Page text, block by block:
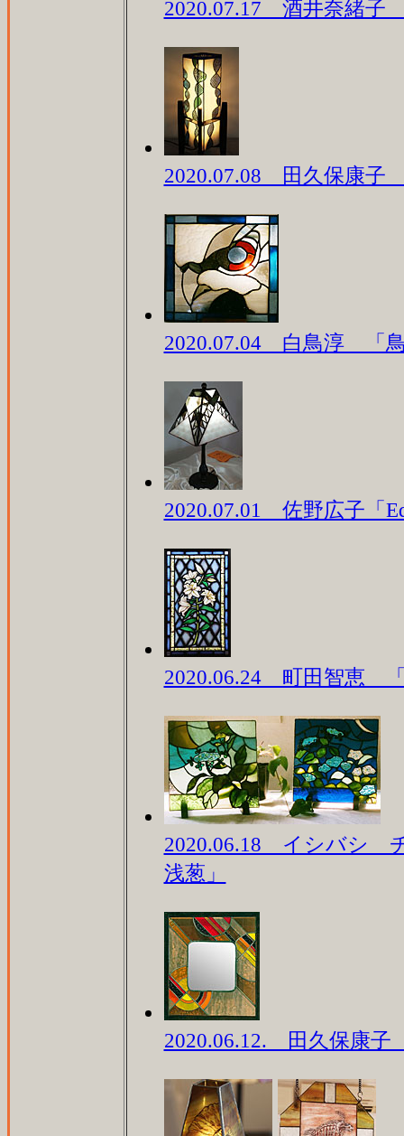
2020.07.17 酒井奈緒
2020.07.08 田久保康子
2020.07.04 白鳥淳 「
2020.07.01 佐野広子「
2020.06.24 町田智恵 「
2020.06.18 イシバシ
浅葱」
2020.06.12. 田久保康